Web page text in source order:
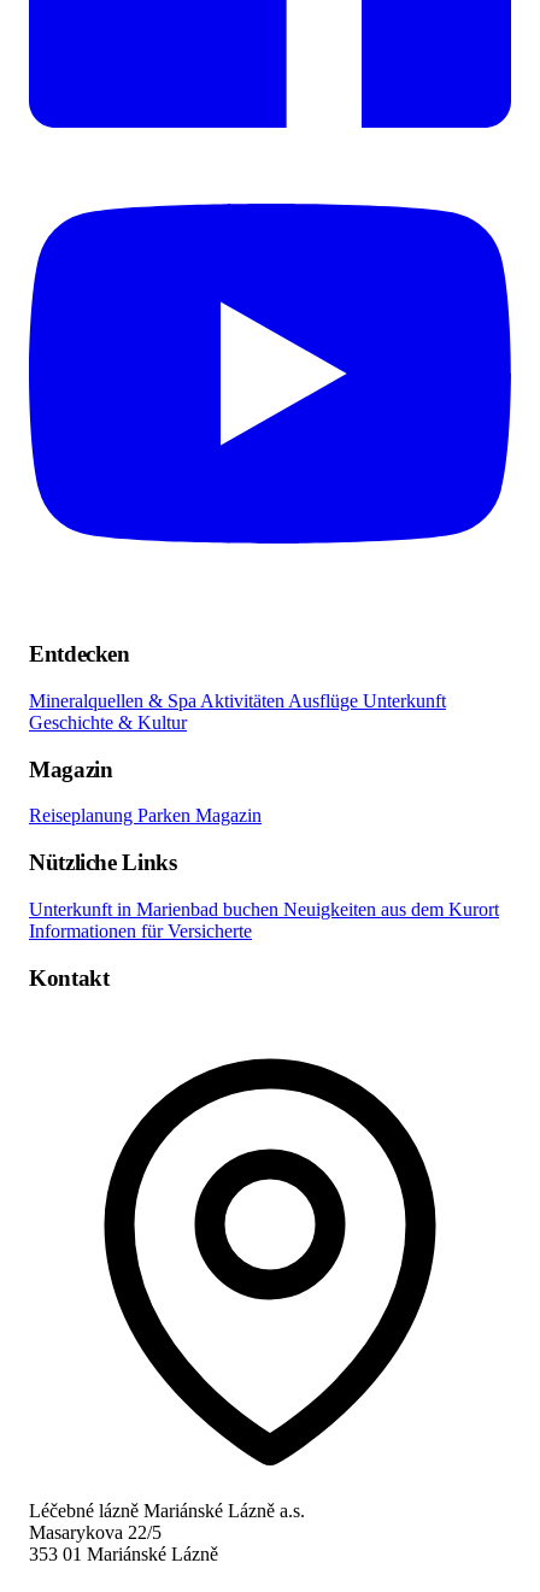
Entdecken
Mineralquellen & Spa Aktivitäten Ausflüge Unterkunft
Geschichte & Kultur
Magazin
Reiseplanung Parken Magazin
Nützliche Links
Unterkunft in Marienbad buchen Neuigkeiten aus dem Kurort
Informationen für Versicherte
Kontakt
Léčebné lázně Mariánské Lázně a.s.
Masarykova 22/5
353 01 Mariánské Lázně